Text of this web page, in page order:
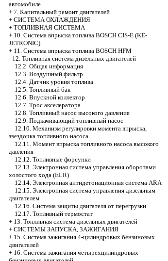
автомобиле
+ 7. Капитальный ремонт двигателей
+ СИСТЕМА ОХЛАЖДЕНИЯ
+ ТОПЛИВНАЯ СИСТЕМА
+ 10. Система впрыска топлива BOSCH CIS-E (KE-
JETRONIC)
+ 11. Система впрыска топлива BOSCH HFM
- 12. Топливная система дизельных двигателей
12.2. Общая информация
12.3. Воздушный фильтр
12.4. Датчик уровня топлива
12.5. Топливный бак
12.6. Впускной коллектор
12.7. Трос акселератора
12.8. Топливный насос высокого давления
12.9. Подкачивающий топливный насос
12.10. Механизм регулировки момента впрыска,
звездочка топливного насоса
12.11. Момент впрыска топливного насоса высокого
давления
12.12. Топливные форсунки
12.13. Электронная система управления оборотами
холостого хода (ELR)
12.14. Электронная антидетонационная система ARA
12.15. Электронная система управления дизельным
двигателем
12.16. Система защиты двигателя от перегрузки
12.17. Топливный термостат
+ 13. Топливная система дизельных двигателей
+ СИСТЕМЫ ЗАПУСКА, ЗАЖИГАНИЯ
+ 15. Система зажигания 4-цилиндровых бензиновых
двигателей
+ 16. Система зажигания четырехцилиндровых